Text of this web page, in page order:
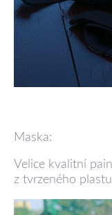
Maska:
Velice kvalitní
z tvrzeného